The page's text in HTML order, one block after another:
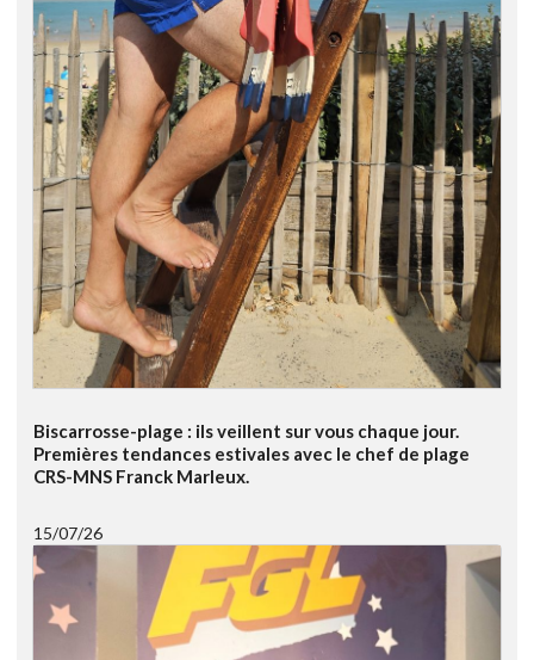
Biscarrosse-plage : ils veillent sur vous chaque jour.
Premières tendances estivales avec le chef de plage
CRS-MNS Franck Marleux.
15/07/26